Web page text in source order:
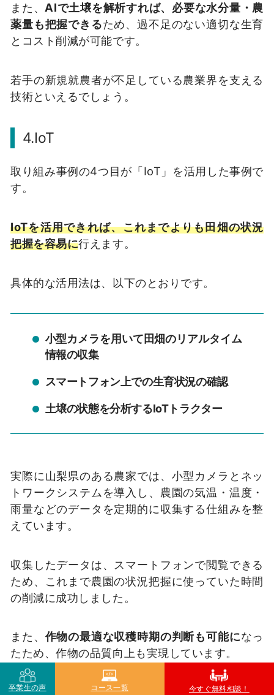
また、AIで土壌を解析すれば、必要な水分量・農
薬量も把握できるため、過不足のない適切な生育
とコスト削減が可能です。
若手の新規就農者が不足している農業界を支える
技術といえるでしょう。
4.IoT
取り組み事例の4つ目が「IoT」を活用した事例で
す。
IoTを活用できれば、これまでよりも田畑の状況
把握を容易に行えます。
具体的な活用法は、以下のとおりです。
小型カメラを用いて田畑のリアルタイム
情報の収集
スマートフォン上での生育状況の確認
土壌の状態を分析するIoTトラクター
実際に山梨県のある農家では、小型カメラとネッ
トワークシステムを導入し、農園の気温・温度・
雨量などのデータを定期的に収集する仕組みを整
えています。
収集したデータは、スマートフォンで閲覧できる
ため、これまで農園の状況把握に使っていた時間
の削減に成功しました。
また、作物の最適な収穫時期の判断も可能になっ
たため、作物の品質向上も実現しています。
長時間労働や専門知識が必要といったイメージが
卒業生の声 コース一覧 今すぐ無料相談！